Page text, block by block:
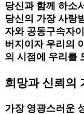
당신과 함께 하소
당신의 가장 사랑
자와 공동구속자
버지이자 우리의
의 시점에 우리를
희망과 신뢰의
가장 영광스러운